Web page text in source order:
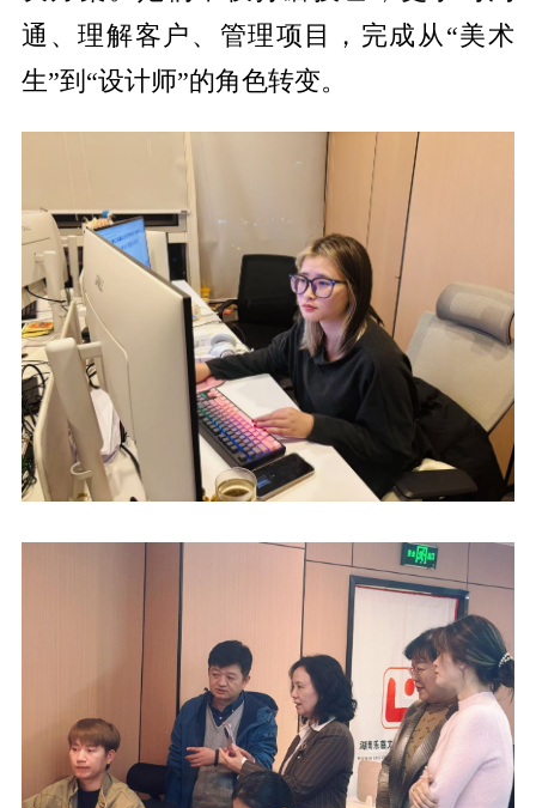
通、理解客户、管理项目，完成从“美术
生”到“设计师”的角色转变。